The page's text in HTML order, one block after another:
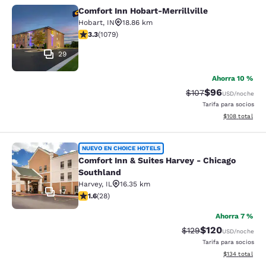
Comfort Inn Hobart-Merrillville
29
Comfort Inn Hobart-Merrillville
Hobart, IN
18.86 km
Calificación de 3.28 estrellas. Bueno. 1079 reseñas
3.3(1079)
Ahorra 10 %
Tarifa tachada:
$107Tarifa
$96USD/noche
Tarifa para socios
Ver detalles
$108 total
Comfort Inn & Suites Harvey -
17
NUEVO EN CHOICE HOTELS
Comfort Inn & Suites Harvey - Chicago
Southland
Harvey, IL
16.35 km
Calificación de 1.61 estrellas. Razonable. 28 reseñas
1.6(28)
Ahorra 7 %
Tarifa tachada:
$129Tarifa reducida:
$120USD/noche
Tarifa para socios
Ver detalles
$134 total